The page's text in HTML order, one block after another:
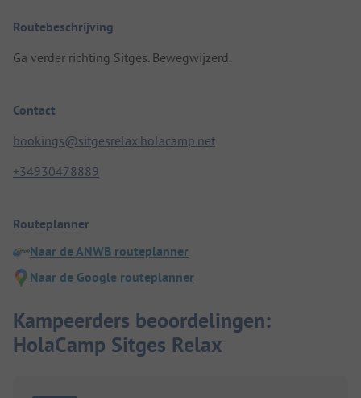
Routebeschrijving
Ga verder richting Sitges. Bewegwijzerd.
Contact
bookings@sitgesrelax.holacamp.net
+34930478889
Routeplanner
Naar de ANWB routeplanner
Naar de Google routeplanner
Kampeerders beoordelingen:
HolaCamp Sitges Relax